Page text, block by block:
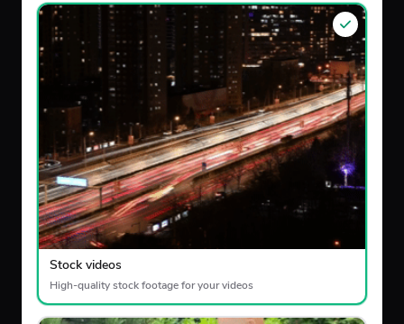
Stock videos
High-quality stock footage for your videos